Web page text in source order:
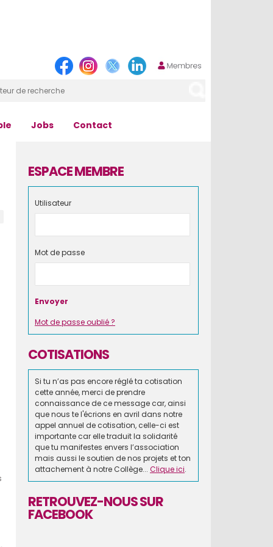
Jobs Contact
ESPACE MEMBRE
Utilisateur
Mot de passe
Mot de passe oublié ?
COTISATIONS
Si tu n’as pas encore réglé ta cotisation
cette année, merci de prendre
connaissance de ce message car, ainsi
que nous te l'écrions en avril dans notre
appel annuel de cotisation, celle-ci est
importante car elle traduit la solidarité
que tu manifestes envers l’association
mais aussi le soutien de nos projets et ton
attachement à notre Collège... Clique ici.
RETROUVEZ-NOUS SUR
FACEBOOK